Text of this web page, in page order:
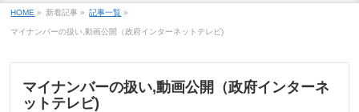
HOME » 新着記事 » 記事一覧 »
マイナンバーの扱い,動画公開（政府インターネットテレビ)
マイナンバーの扱い,動画公開（政府インターネ
ットテレビ)